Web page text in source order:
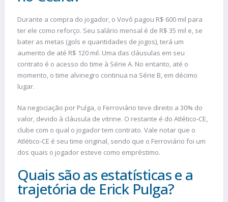
Durante a compra do jogador, o Vovô pagou R$ 600 mil para
ter ele como reforço. Seu salário mensal é de R$ 35 mil e, se
bater as metas (gols e quantidades de jogos), terá um
aumento de até R$ 120 mil. Uma das cláusulas em seu
contrato é o acesso do time à Série A. No entanto, até o
momento, o time alvinegro continua na Série B, em décimo
lugar.
Na negociação por Pulga, o Ferroviário teve direito a 30% do
valor, devido à cláusula de vitrine. O restante é do Atlético-CE,
clube com o qual o jogador tem contrato. Vale notar que o
Atlético-CE é seu time original, sendo que o Ferroviário foi um
dos quais o jogador esteve como empréstimo.
Quais são as estatísticas e a
trajetória de Erick Pulga?